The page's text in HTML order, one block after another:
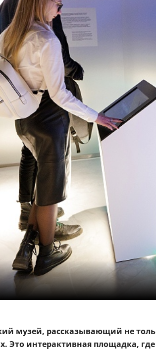
музей, рассказывающий не
Это интерактивная площадка,